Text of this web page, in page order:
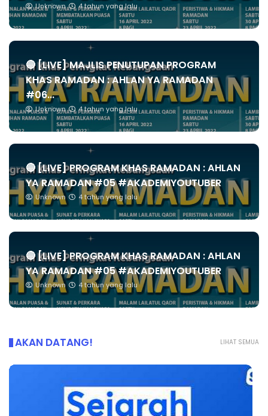
Unknown 4 tahun yang lalu
🔴 [LIVE] MAJLIS PENUTUPAN PROGRAM
KHAS RAMADAN : AHLAN YA RAMADAN
#06...
Unknown 4 tahun yang lalu
🔴 [LIVE] PROGRAM KHAS RAMADAN : AHLAN
YA RAMADAN #05 #AKADEMIYOUTUBER
Unknown 4 tahun yang lalu
🔴 [LIVE] PROGRAM KHAS RAMADAN : AHLAN
YA RAMADAN #05 #AKADEMIYOUTUBER
Unknown 4 tahun yang lalu
LIHAT SEMUA
AKAN DATANG!